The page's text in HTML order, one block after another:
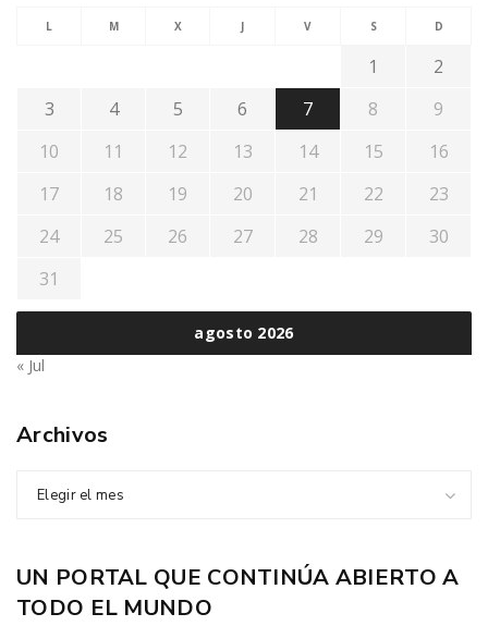
agosto 2026
L M X J V S D
1
2
3
4 5 6 7 8
9
10
11 12 13 14 15
16
17
18 19 20 21 22
23
24
25 26 27 28 29
30
31
« Jul
Archivos
Elegir el mes
UN PORTAL QUE CONTINÚA ABIERTO A
TODO EL MUNDO